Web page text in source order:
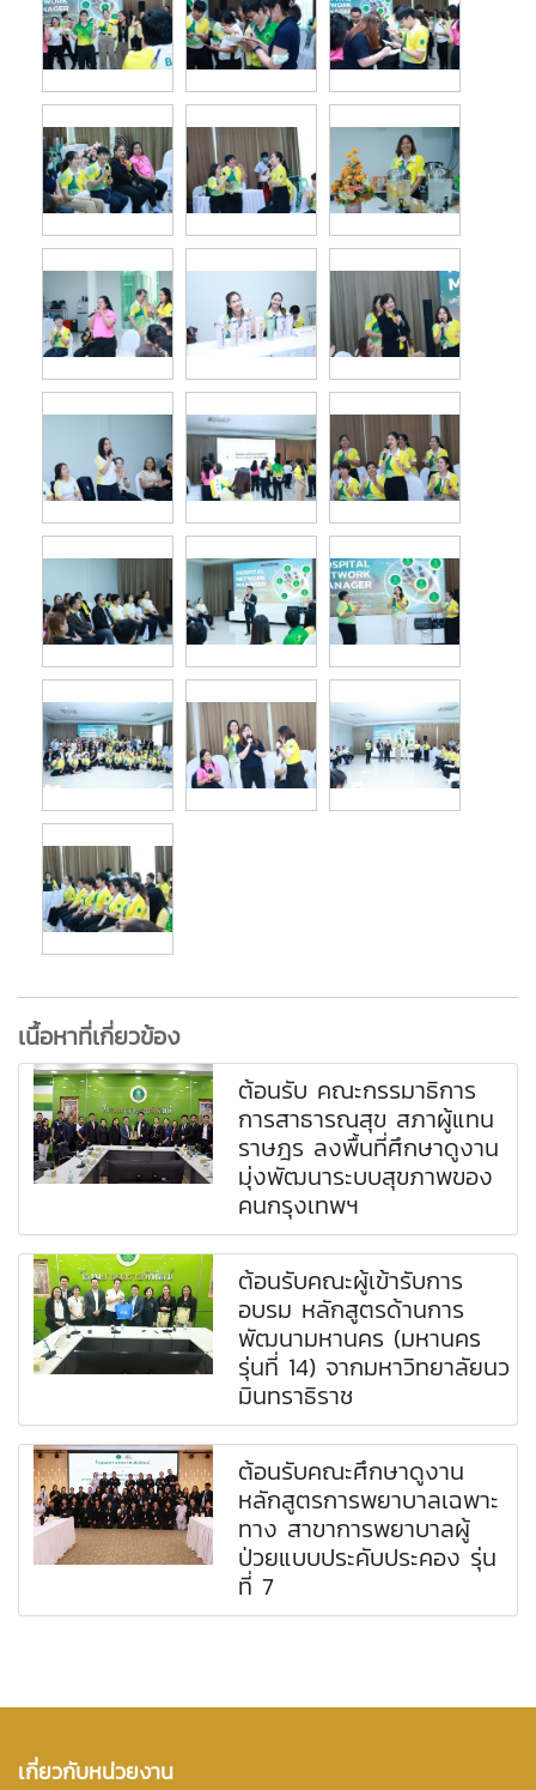
เนื้อหาที่เกี่ยวข้อง
ต้อนรับ คณะกรรมาธิการ
การสาธารณสุข สภาผู้แทน
ราษฎร ลงพื้นที่ศึกษาดูงาน
มุ่งพัฒนาระบบสุขภาพของ
คนกรุงเทพฯ
ต้อนรับคณะผู้เข้ารับการ
อบรม หลักสูตรด้านการ
พัฒนามหานคร (มหานคร
รุ่นที่ 14) จากมหาวิทยาลัยนว
มินทราธิราช
ต้อนรับคณะศึกษาดูงาน
หลักสูตรการพยาบาลเฉพาะ
ทาง สาขาการพยาบาลผู้
ป่วยแบบประคับประคอง รุ่น
ที่ 7
เกี่ยวกับหน่วยงาน